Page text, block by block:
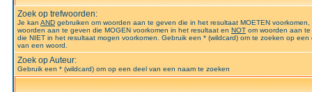
Zoek op trefwoorden:
Je kan AND gebruiken om woorden aan te geven die in het resultaat MOETEN voorkomen,
woorden aan te geven die MOGEN voorkomen in het resultaat en NOT om woorden aan
die NIET in het resultaat mogen voorkomen. Gebruik een * (wildcard) om te zoeken op een
van een woord.
Zoek op Auteur:
Gebruik een * (wildcard) om op een deel van een naam te zoeken